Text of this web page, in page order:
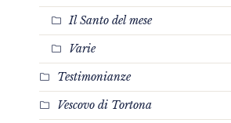
Il Santo del mese
Varie
Testimonianze
Vescovo di Tortona